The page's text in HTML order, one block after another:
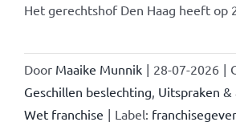
Het gerechtshof Den Haag heeft op
Door Maaike Munnik | 28-07-2026 |
Geschillen beslechting Uitspraken
Wet franchise | Label: franchisegever,